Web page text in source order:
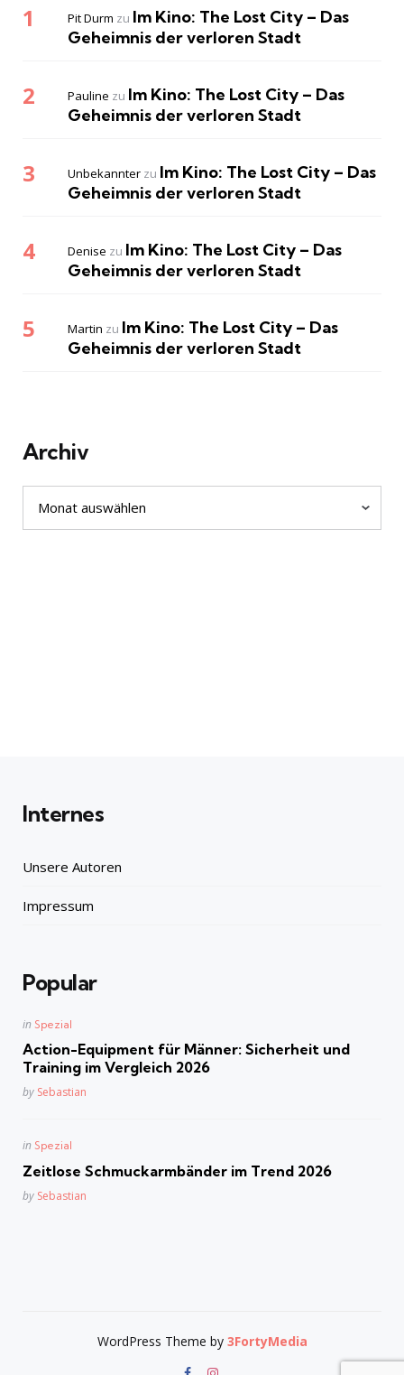
Pit Durm zu Im Kino: The Lost City – Das
Geheimnis der verloren Stadt
Pauline zu Im Kino: The Lost City – Das
Geheimnis der verloren Stadt
Unbekannter zu Im Kino: The Lost City – Das
Geheimnis der verloren Stadt
Denise zu Im Kino: The Lost City – Das
Geheimnis der verloren Stadt
Martin zu Im Kino: The Lost City – Das
Geheimnis der verloren Stadt
Archiv
Internes
Unsere Autoren
Impressum
Popular
Posted
in Spezial
Action-Equipment für Männer: Sicherheit und
Training im Vergleich 2026
Posted
by Sebastian
Posted
in Spezial
Zeitlose Schmuckarmbänder im Trend 2026
Posted
by Sebastian
WordPress Theme by 3FortyMedia